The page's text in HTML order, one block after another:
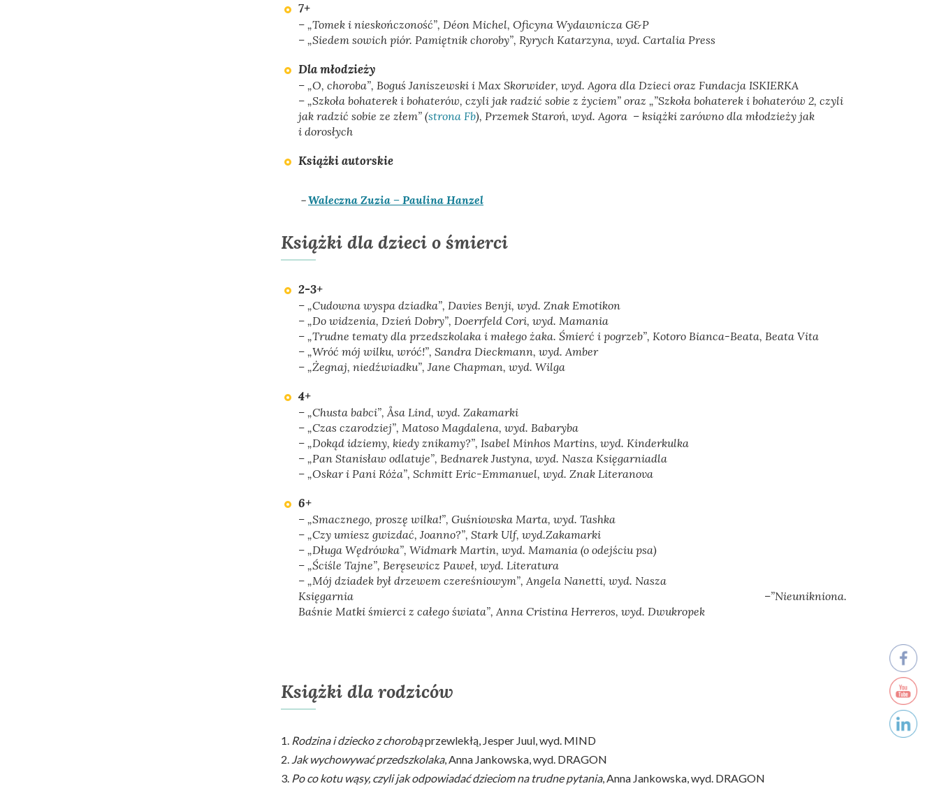
7+
– „Tomek i nieskończoność”, Déon Michel, Oficyna Wydawnicza G&P
– „Siedem sowich piór. Pamiętnik choroby”, Ryrych Katarzyna, wyd. Cartalia Press
Dla młodzieży
– „O, choroba”, Boguś Janiszewski i Max Skorwider, wyd. Agora dla Dzieci oraz Fundacja ISKIERKA
– „Szkoła bohaterek i bohaterów, czyli jak radzić sobie z życiem” oraz „”Szkoła bohaterek i bohaterów 2, czyli
jak radzić sobie ze złem” (strona Fb), Przemek Staroń, wyd. Agora – książki zarówno dla młodzieży jak
i dorosłych
Książki autorskie
–Waleczna Zuzia – Paulina Hanzel
Książki dla dzieci o śmierci
2-3+
– „Cudowna wyspa dziadka”, Davies Benji, wyd. Znak Emotikon
– „Do widzenia, Dzień Dobry”, Doerrfeld Cori, wyd. Mamania
– „Trudne tematy dla przedszkolaka i małego żaka. Śmierć i pogrzeb”, Kotoro Bianca-Beata, Beata Vita
– „Wróć mój wilku, wróć!”, Sandra Dieckmann, wyd. Amber
– „Żegnaj, niedźwiadku”, Jane Chapman, wyd. Wilga
4+
– „Chusta babci”, Åsa Lind, wyd. Zakamarki
– „Czas czarodziej”, Matoso Magdalena, wyd. Babaryba
– „Dokąd idziemy, kiedy znikamy?”, Isabel Minhos Martins, wyd. Kinderkulka
– „Pan Stanisław odlatuje”, Bednarek Justyna, wyd. Nasza Księgarniadla
– „Oskar i Pani Róża”, Schmitt Eric-Emmanuel, wyd. Znak Literanova
6+
– „Smacznego, proszę wilka!”, Guśniowska Marta, wyd. Tashka
– „Czy umiesz gwizdać, Joanno?”, Stark Ulf, wyd.Zakamarki
– „Długa Wędrówka”, Widmark Martin, wyd. Mamania (o odejściu psa)
– „Ściśle Tajne”, Beręsewicz Paweł, wyd. Literatura
– „Mój dziadek był drzewem czereśniowym”, Angela Nanetti, wyd. Nasza
Księgarnia –”Nieunikniona.
Baśnie Matki śmierci z całego świata”,Anna Cristina Herreros, wyd. Dwukropek
Książki dla rodziców
1. Rodzina i dziecko z chorobąprzewlekłą, Jesper Juul, wyd. MIND
2. Jak wychowywać przedszkolaka, Anna Jankowska, wyd. DRAGON
3. Po co kotu wąsy, czyli jak odpowiadać dzieciom na trudne pytania, Anna Jankowska, wyd. DRAGON